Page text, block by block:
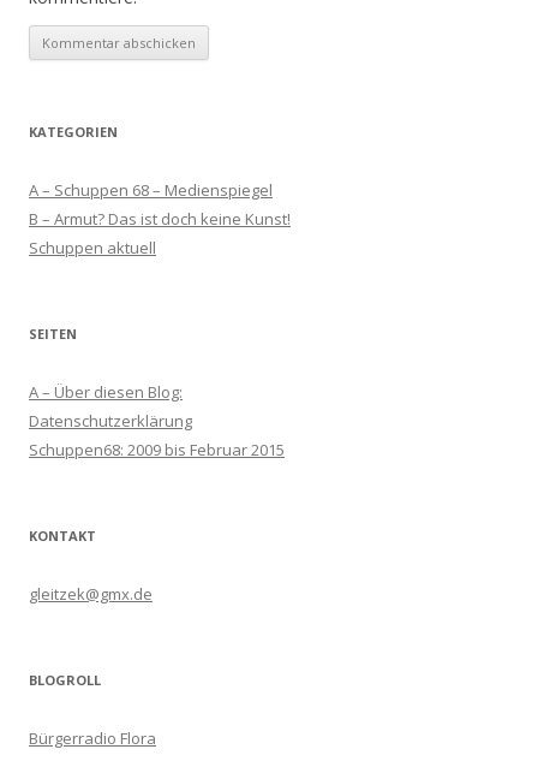
KATEGORIEN
A – Schuppen 68 – Medienspiegel
B – Armut? Das ist doch keine Kunst!
Schuppen aktuell
SEITEN
A – Über diesen Blog:
Datenschutzerklärung
Schuppen68: 2009 bis Februar 2015
KONTAKT
gleitzek@gmx.de
BLOGROLL
Bürgerradio Flora